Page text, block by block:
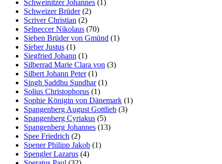
Schweinitzer Johannes (1)
Schweizer Brüder(2)
Scriver Christian (2)
Selneccer Nikolaus (70)
Sieben Brüder von Gmünd (1)
Sieber Justus (1)
Siegfried Johann (1)
Silberrad Marie Clara von (3)
Silbert Johann Peter(1)
Singh Saddhu Sundhar(1)
Solius Christophorus (1)
Sophie Königin von Dänemark (1)
Spangenberg August Gottlieb (3)
Spangenberg Cyriakus (5)
Spangenberg Johannes (13)
Spee Friedrich (2)
Spener Philipp Jakob (1)
Spengler Lazarus (4)